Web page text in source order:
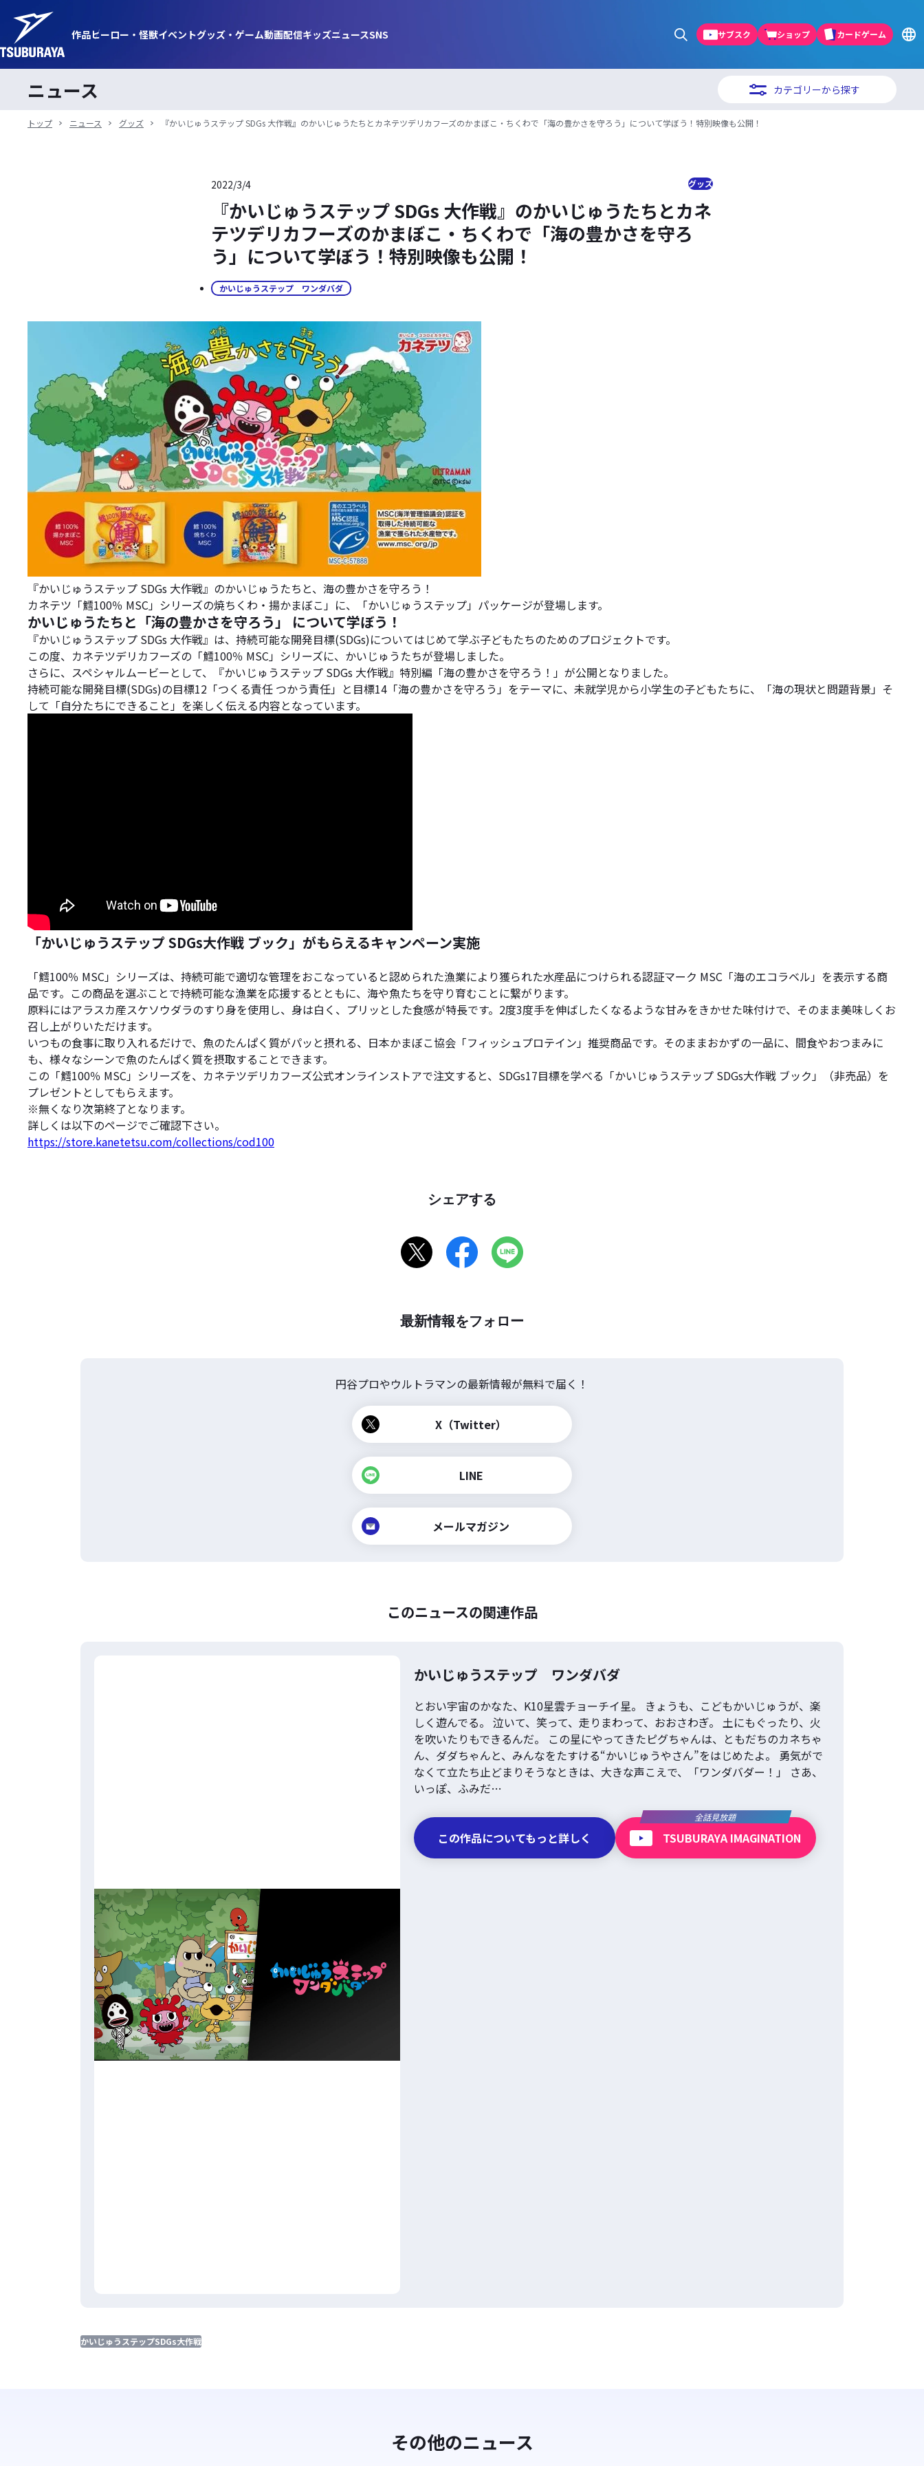
作品ヒーロー・ 怪獣イベントグッズ・ ゲーム動画配信キッズニュースSNS サブスク ショップ カードゲーム
ニュース カテゴリーから探す
トップ ニュース グッズ 『かいじゅうステップ SDGs 大作戦』のかいじゅうたちとカネテツデリカフーズのかまぼこ・ちくわで「海の豊かさを守ろう」について学ぼう！特別映像も公開！
2022/3/4 グッズ
『かいじゅうステップ SDGs 大作戦』のかいじゅうたちとカネ
テツデリカフーズのかまぼこ・ちくわで「海の豊かさを守ろ
う」について学ぼう！特別映像も公開！
かいじゅうステップ ワンダバダ
『かいじゅうステップ SDGs 大作戦』のかいじゅうたちと、海の豊かさを守ろう！
カネテツ「鱈100％ MSC」シリーズの焼ちくわ・揚かまぼこ」に、「かいじゅうステップ」パッケージが登場します。
かいじゅうたちと「海の豊かさを守ろう」 について学ぼう！
『かいじゅうステップ SDGs 大作戦』は、持続可能な開発目標(SDGs)についてはじめて学ぶ子どもたちのためのプロジェクトです。
この度、カネテツデリカフーズの「鱈100％ MSC」シリーズに、かいじゅうたちが登場しました。
さらに、スペシャルムービーとして、『かいじゅうステップ SDGs 大作戦』特別編「海の豊かさを守ろう！」が公開となりました。
持続可能な開発目標(SDGs)の目標12「つくる責任 つかう責任」と目標14「海の豊かさを守ろう」をテーマに、未就学児から小学生の子どもたちに、「海の現状と問題背景」そ
して「自分たちにできること」を楽しく伝える内容となっています。
「かいじゅうステップ SDGs大作戦 ブック」がもらえるキャンペーン実施
「鱈100％ MSC」シリーズは、持続可能で適切な管理をおこなっていると認められた漁業により獲られた水産品につけられる認証マーク MSC「海のエコラベル」を表示する商
品です。この商品を選ぶことで持続可能な漁業を応援するとともに、海や魚たちを守り育むことに繋がります。
原料にはアラスカ産スケソウダラのすり身を使用し、身は白く、プリッとした食感が特長です。2度3度手を伸ばしたくなるような甘みをきかせた味付けで、そのまま美味しくお
召し上がりいただけます。
いつもの食事に取り入れるだけで、魚のたんぱく質がパッと摂れる、日本かまぼこ協会「フィッシュプロテイン」推奨商品です。そのままおかずの一品に、間食やおつまみに
も、様々なシーンで魚のたんぱく質を摂取することできます。
この「鱈100％ MSC」シリーズを、カネテツデリカフーズ公式オンラインストアで注文すると、SDGs17目標を学べる「かいじゅうステップ SDGs大作戦 ブック」（非売品）を
プレゼントとしてもらえます。
※無くなり次第終了となります。
詳しくは以下のページでご確認下さい。
https://store.kanetetsu.com/collections/cod100
シェアする
最新情報をフォロー
円谷プロやウルトラマンの最新情報が無料で届く！
X（Twitter）
LINE
メールマガジン
このニュースの関連作品
かいじゅうステップ ワンダバダ
とおい宇宙のかなた、K10星雲チョーチイ星。 きょうも、こどもかいじゅうが、楽
しく遊んでる。 泣いて、笑って、走りまわって、おおさわぎ。 土にもぐったり、火
を吹いたりもできるんだ。 この星にやってきたピグちゃんは、ともだちのカネちゃ
ん、ダダちゃんと、みんなをたすける“かいじゅうやさん”をはじめたよ。 勇気がで
なくて立たち止どまりそうなときは、大きな声こえで、「ワンダバダー！」 さあ、
いっぽ、ふみだ…
この作品についてもっと詳しく
全話見放題
TSUBURAYA IMAGINATION
かいじゅうステップSDGs大作戦
その他のニュース